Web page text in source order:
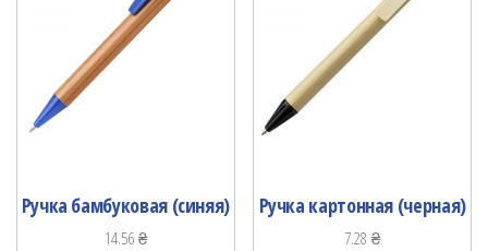
Ручка бамбуковая (синяя)
14.56₴
Ручка картонная (черная)
7.28₴